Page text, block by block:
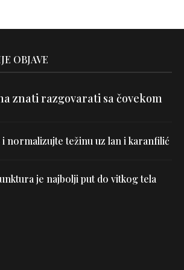
OBJAVE
znati razgovarati sa čovekom
normalizujte težinu uz lan i karanfilić
je najbolji put do vitkog tela